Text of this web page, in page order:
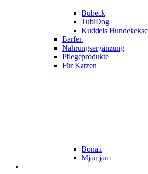
Bubeck
TubiDog
Kuddels Hundekekse
Barfen
Nahrungsergänzung
Pflegeprodukte
Für Katzen
Bonali
Mjamjam